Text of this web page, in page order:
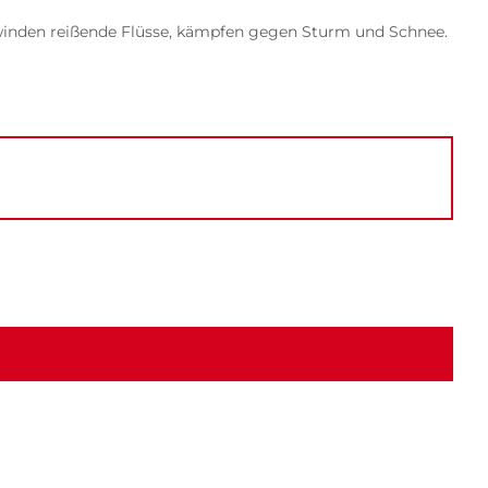
reißende Flüsse, kämpfen gegen Sturm und Schnee.